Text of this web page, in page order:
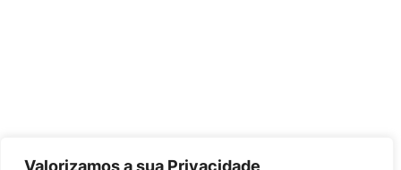
Valorizamos a sua Privacidade